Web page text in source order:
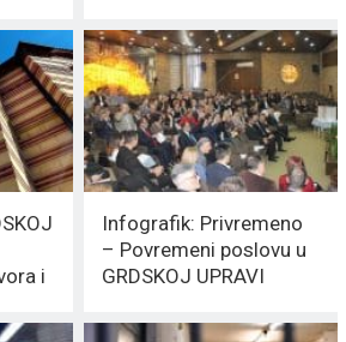
i
Infografik: Privremeno
– Povremeni poslovu u
GRDSKOJ UPRAVI